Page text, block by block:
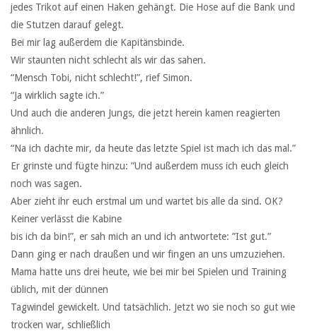
jedes Trikot auf einen Haken gehängt. Die Hose auf die Bank und
die Stutzen darauf gelegt.
Bei mir lag außerdem die Kapitänsbinde.
Wir staunten nicht schlecht als wir das sahen.
“Mensch Tobi, nicht schlecht!”, rief Simon.
“Ja wirklich sagte ich.”
Und auch die anderen Jungs, die jetzt herein kamen reagierten
ähnlich.
“Na ich dachte mir, da heute das letzte Spiel ist mach ich das mal.”
Er grinste und fügte hinzu: ”Und außerdem muss ich euch gleich
noch was sagen.
Aber zieht ihr euch erstmal um und wartet bis alle da sind. OK?
Keiner verlässt die Kabine
bis ich da bin!”, er sah mich an und ich antwortete: ”Ist gut.”
Dann ging er nach draußen und wir fingen an uns umzuziehen.
Mama hatte uns drei heute, wie bei mir bei Spielen und Training
üblich, mit der dünnen
Tagwindel gewickelt. Und tatsächlich. Jetzt wo sie noch so gut wie
trocken war, schließlich